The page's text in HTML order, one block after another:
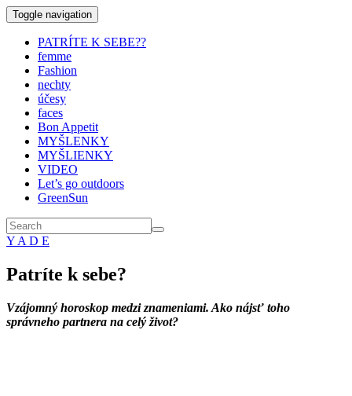
Toggle navigation
PATRÍTE K SEBE??
femme
Fashion
nechty
účesy
faces
Bon Appetit
MYŠLENKY
MYŠLIENKY
VIDEO
Let’s go outdoors
GreenSun
Y A D E
Patríte k sebe?
Vzájomný horoskop medzi znameniami. Ako nájsť toho
správneho partnera na celý život?